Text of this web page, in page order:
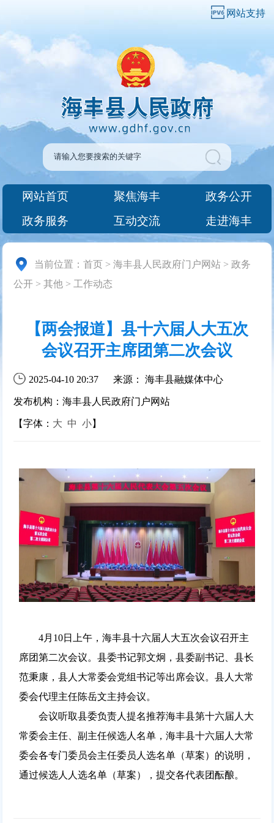
网站支持
网站首页 聚焦海丰
政务公开
政务服务
互动交流 走进海丰
当前位置：首页 >海丰县人民政府门户网站 >政务
公开 >其他 > 工作动态
【两会报道】县十六届人大五次
会议召开主席团第二次会议
2025-04-10 20:37 来源： 海丰县融媒体中心
发布机构：海丰县人民政府门户网站
【字体： 大 中 小】
4月10日上午，海丰县十六届人大五次会议召开主
席团第二次会议。县委书记郭文炯，县委副书记、县长
范秉康，县人大常委会党组书记等出席会议。县人大常
委会代理主任陈岳文主持会议。
会议听取县委负责人提名推荐海丰县第十六届人大
常委会主任、副主任候选人名单，海丰县十六届人大常
委会各专门委员会主任委员人选名单（草案）的说明，
通过候选人人选名单（草案），提交各代表团酝酿。